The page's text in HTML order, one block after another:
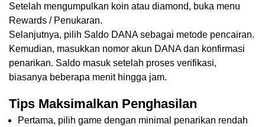
Setelah mengumpulkan koin atau diamond, buka menu
Rewards / Penukaran.
Selanjutnya, pilih Saldo DANA sebagai metode pencairan.
Kemudian, masukkan nomor akun DANA dan konfirmasi
penarikan. Saldo masuk setelah proses verifikasi,
biasanya beberapa menit hingga jam.
Tips Maksimalkan Penghasilan
Pertama, pilih game dengan minimal penarikan rendah